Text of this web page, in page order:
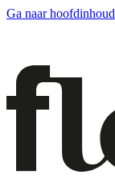
Ga naar hoofdinhoud